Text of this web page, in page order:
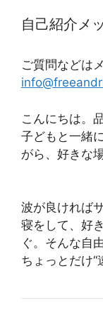
自己紹介メ
ご質問などは
こんにちは。
子どもと一緒
がら、好きな
波が良ければ
寝をして、好
ぐ。そんな自
ちょっとだけ“